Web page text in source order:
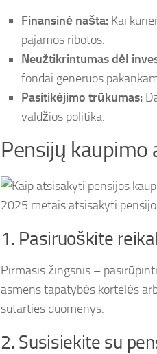
Finansinė našta: Kai
pajamos ribotos.
Neužtikrintumas dėl
fondai generuos
Pasitikėjimo trūkumas:
valdžios politika.
Pensijų kaupimo
2025 metais atsisakyti
1. Pasiruoškite
Pirmasis žingsnis –
asmens tapatybės kortelės
sutarties duomenys.
2. Susisiekite su